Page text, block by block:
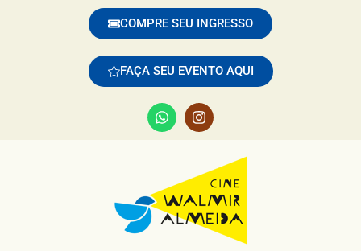
COMPRE SEU INGRESSO
FAÇA SEU EVENTO AQUI